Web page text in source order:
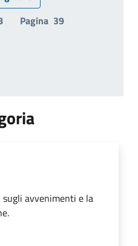
Pagina 39
avvenimenti e la